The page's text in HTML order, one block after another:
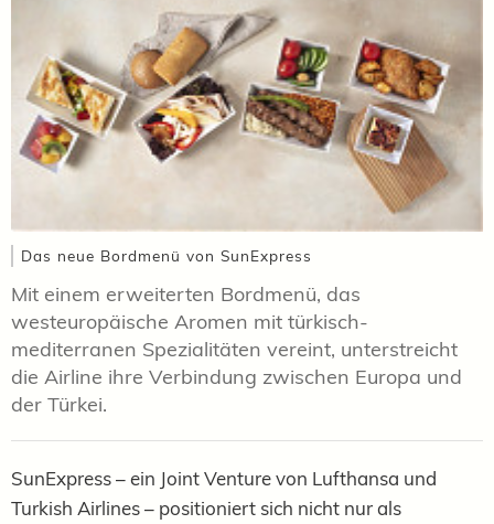
Das neue Bordmenü von SunExpress
Mit einem erweiterten Bordmenü, das
westeuropäische Aromen mit türkisch-
mediterranen Spezialitäten vereint, unterstreicht
die Airline ihre Verbindung zwischen Europa und
der Türkei.
SunExpress – ein Joint Venture von Lufthansa und
Turkish Airlines – positioniert sich nicht nur als